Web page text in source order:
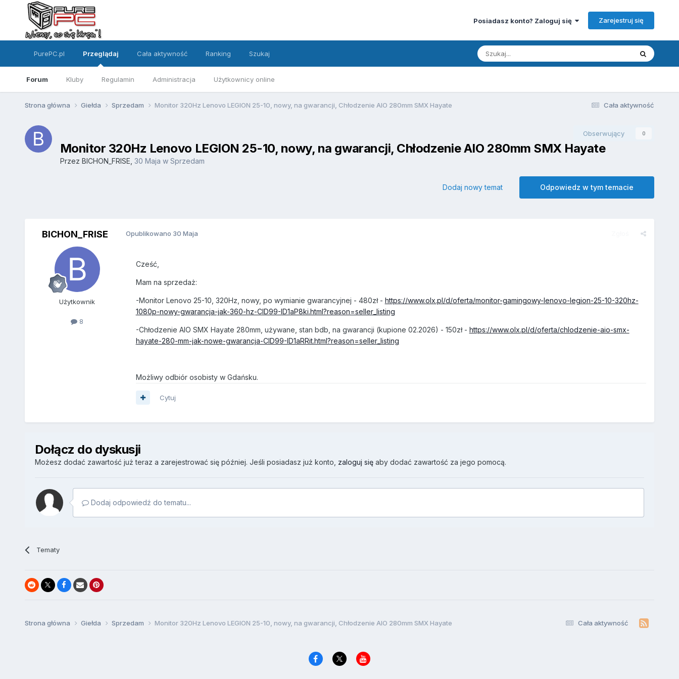
Posiadasz konto? Zaloguj się Zarejestruj się
PurePC.pl Przeglądaj
Forum Kluby Regulamin Administracja Użytkownicy online
Cała aktywność Ranking Szukaj
Cała aktywność
Strona główna Giełda Sprzedam Monitor 320Hz Lenovo LEGION 25-10, nowy, na gwarancji, Chłodzenie AIO 280mm SMX Hayate
Obserwujący 0
Monitor 320Hz Lenovo LEGION 25-10, nowy, na gwarancji, Chłodzenie AIO 280mm SMX Hayate
Przez BICHON_FRISE 30 Maja w Sprzedam
Odpowiedz w tym temacie
Dodaj nowy temat
BICHON_FRISE
Użytkownik
8
Opublikowano 30 Maja
Cześć,
Mam na sprzedaż:
-Monitor Lenovo 25-10, 320Hz, nowy, po wymianie gwarancyjnej - 480zł - https://www.olx.pl/d/oferta/monitor-gamingowy-lenovo-legion-25-10-320hz-
1080p-nowy-gwarancja-jak-360-hz-CID99-ID1aP8ki.html?reason=seller_listing
-Chłodzenie AIO SMX Hayate 280mm, używane, stan bdb, na gwarancji (kupione 02.2026) - 150zł - https://www.olx.pl/d/oferta/chlodzenie-aio-smx-
hayate-280-mm-jak-nowe-gwarancja-CID99-ID1aRRit.html?reason=seller_listing
Możliwy odbiór osobisty w Gdańsku.
Cytuj
Dołącz do dyskusji
Możesz dodać zawartość już teraz a zarejestrować się później. Jeśli posiadasz już konto, zaloguj sięaby dodać zawartość za jego pomocą.
Dodaj odpowiedź do tematu...
Tematy
Cała aktywność
Strona główna Giełda Sprzedam Monitor 320Hz Lenovo LEGION 25-10, nowy, na gwarancji, Chłodzenie AIO 280mm SMX Hayate